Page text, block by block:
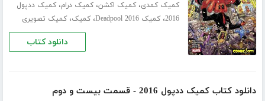
کمیک کمدی،کمیک اکشن،کمیک درام،کمیک ددپول
2016،کمیک Deadpool 2016 ،کمیک،کمیک تصویری
دانلود کتاب
دانلود کتاب کمیک ددپول 2016 - قسمت بیست و دوم